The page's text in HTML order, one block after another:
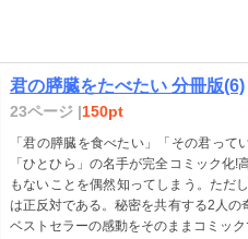
君の膵臓をたべたい 分冊版(6)
23ページ |150pt
「君の膵臓を食べたい」「その君っ
「ひとひら」の名手が完全コミック化
もないことを偶然知ってしまう。ただ
は正反対である。秘密を共有する2人
ベストセラーの感動をそのままコミック